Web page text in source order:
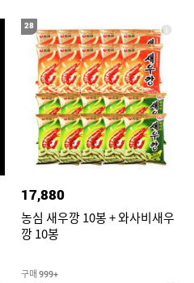
28
17,880
농심 새우깡 10봉 + 와사비새우
깡 10봉
구매 999+